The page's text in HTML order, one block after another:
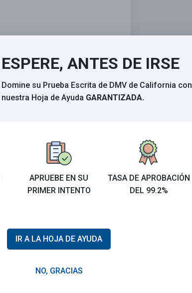
Calificar esta sección
ESPERE, ANTES DE IRSE
Domine su Prueba Escrita de DMV de California con
nuestra Hoja de Ayuda GARANTIZADA.
APRUEBE EN SU
PRIMER INTENTO
TASA DE APROBACIÓN
DEL 99.2%
IR A LA HOJA DE AYUDA
NO, GRACIAS